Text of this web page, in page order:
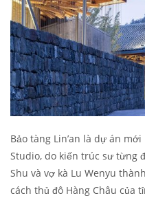
Bảo tàng Lin’an là dự án
Studio, do kiến ​​trúc sư từng
Shu và vợ kà Lu Wenyu
cách thủ đô Hàng Châu của